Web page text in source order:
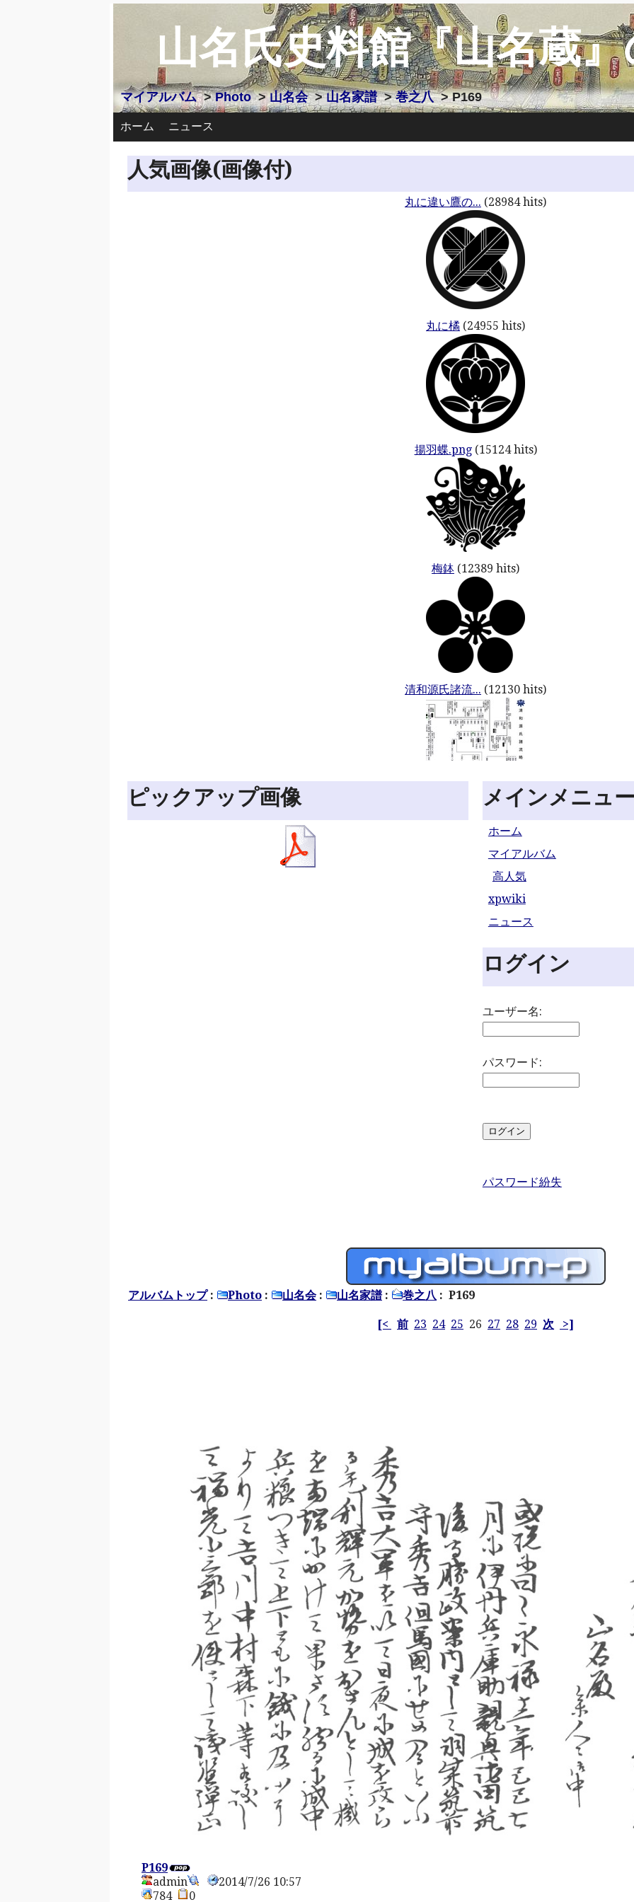
山名氏史料館『山名蔵
マイアルバム>Photo>山名会>山名家譜>巻之八> P169
ホーム ニュース
人気画像(画像付)
丸に違い鷹の... (28984 hits)
丸に橘 (24955 hits)
揚羽蝶.png(15124 hits)
梅鉢 (12389 hits)
清和源氏諸流... (12130 hits)
ピックアップ画像 メインメニュ
ホーム
マイアルバム
高人気
xpwiki
ニュース
ログイン
ユーザー名:
パスワード:
パスワード紛失
アルバムトップ: Photo : 山名会: 山名家譜: 巻之八 : P169
[< 前 23 24 25 26 27 28 29 次 >]
P169
admin
2014/7/26 10:57
784
0